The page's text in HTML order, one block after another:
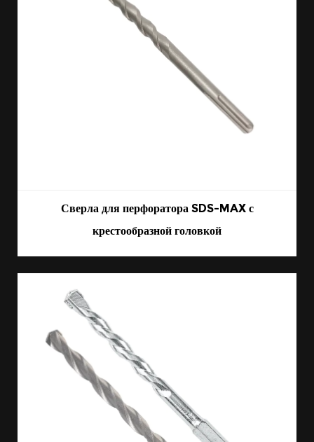
Сверла для перфоратора SDS-MAX с
крестообразной головкой